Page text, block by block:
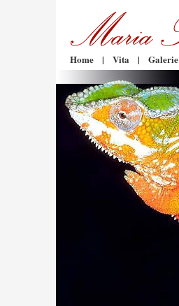
Home | Vita | Galerie